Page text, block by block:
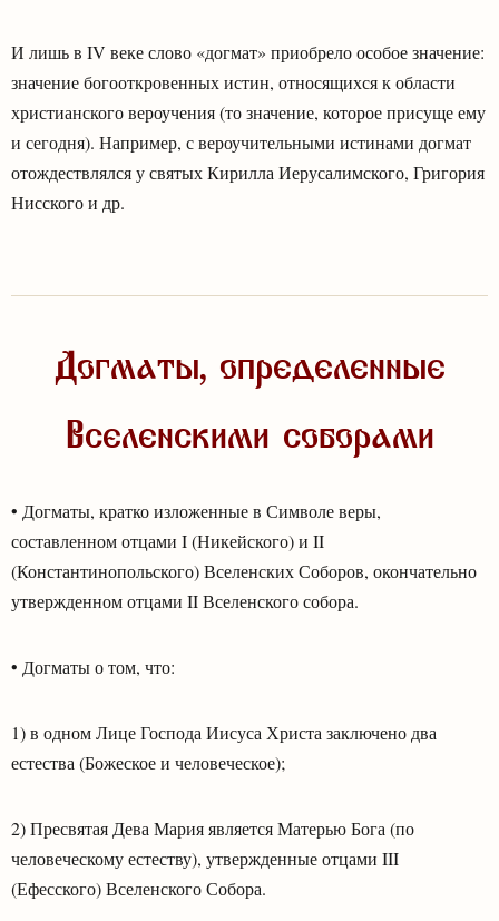
И лишь в IV веке слово «догмат» приобрело особое значение:
значение богооткровенных истин, относящихся к области
христианского вероучения (то значение, которое присуще ему
и сегодня). Например, с вероучительными истинами догмат
отождествлялся у святых Кирилла Иерусалимского, Григория
Нисского и др.
Догматы, определенные
Вселенскими соборами
• Догматы, кратко изложенные в Символе веры,
составленном отцами I (Никейского) и II
(Константинопольского) Вселенских Соборов, окончательно
утвержденном отцами II Вселенского собора.
• Догматы о том, что:
1) в одном Лице Господа Иисуса Христа заключено два
естества (Божеское и человеческое);
2) Пресвятая Дева Мария является Матерью Бога (по
человеческому естеству), утвержденные отцами III
(Ефесского) Вселенского Собора.